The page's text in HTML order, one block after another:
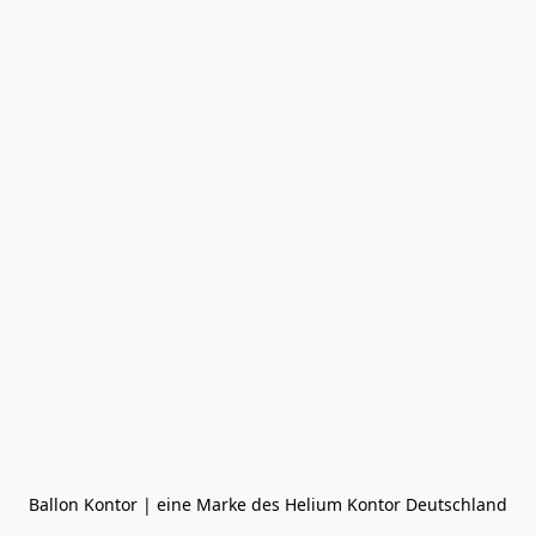
Ballon Kontor | eine Marke des Helium Kontor Deutschland